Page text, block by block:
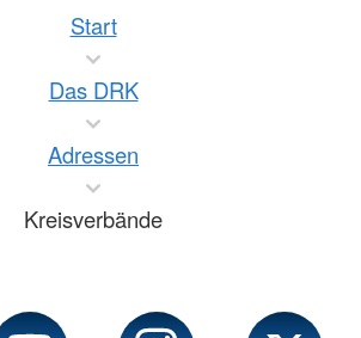
Start
Das DRK
Adressen
Kreisverbände